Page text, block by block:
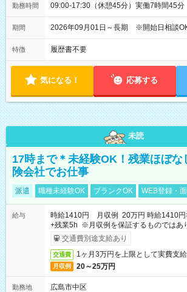
勤務時間 09:00-17:30（休憩45分）実働7時間45分
期間 2026年09月01日～長期 ※開始日相談
特徴 履歴書不要
気になる！ 応募する
未読
17時まで＊未経験OK！残業ほぼ
険会社でお仕事
派遣 職種未経験OK ブランクOK WEB登録・
給与
時給1410円 月収例 20万円 時給1410円
+残業5h ※月収例を保証するものではあ
交通費別途支給あり
交通費 1ヶ月3万円を上限として実費支給
月収例 20～25万円
勤務地
広島市中区